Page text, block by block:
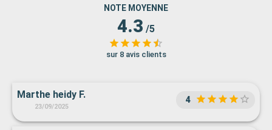
NOTE MOYENNE
4.3 /5
sur 8 avis clients
Marthe heidy F.
23/09/2025
4